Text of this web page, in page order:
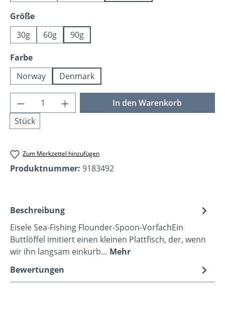
Größeauswählen
30g
60g 90g
Farbeauswählen
Norway
Denmark
Produkt Anzahl: Gib den gewünschten
Stück
In den Warenkorb
Zum Merkzettel hinzufügen
Produktnummer: 9183492
Beschreibung
Eisele Sea-Fishing Flounder-Spoon-VorfachEin
Buttlöffel imitiert einen kleinen Plattfisch, der, wenn
wir ihn langsam einkurb… Mehr
Bewertungen